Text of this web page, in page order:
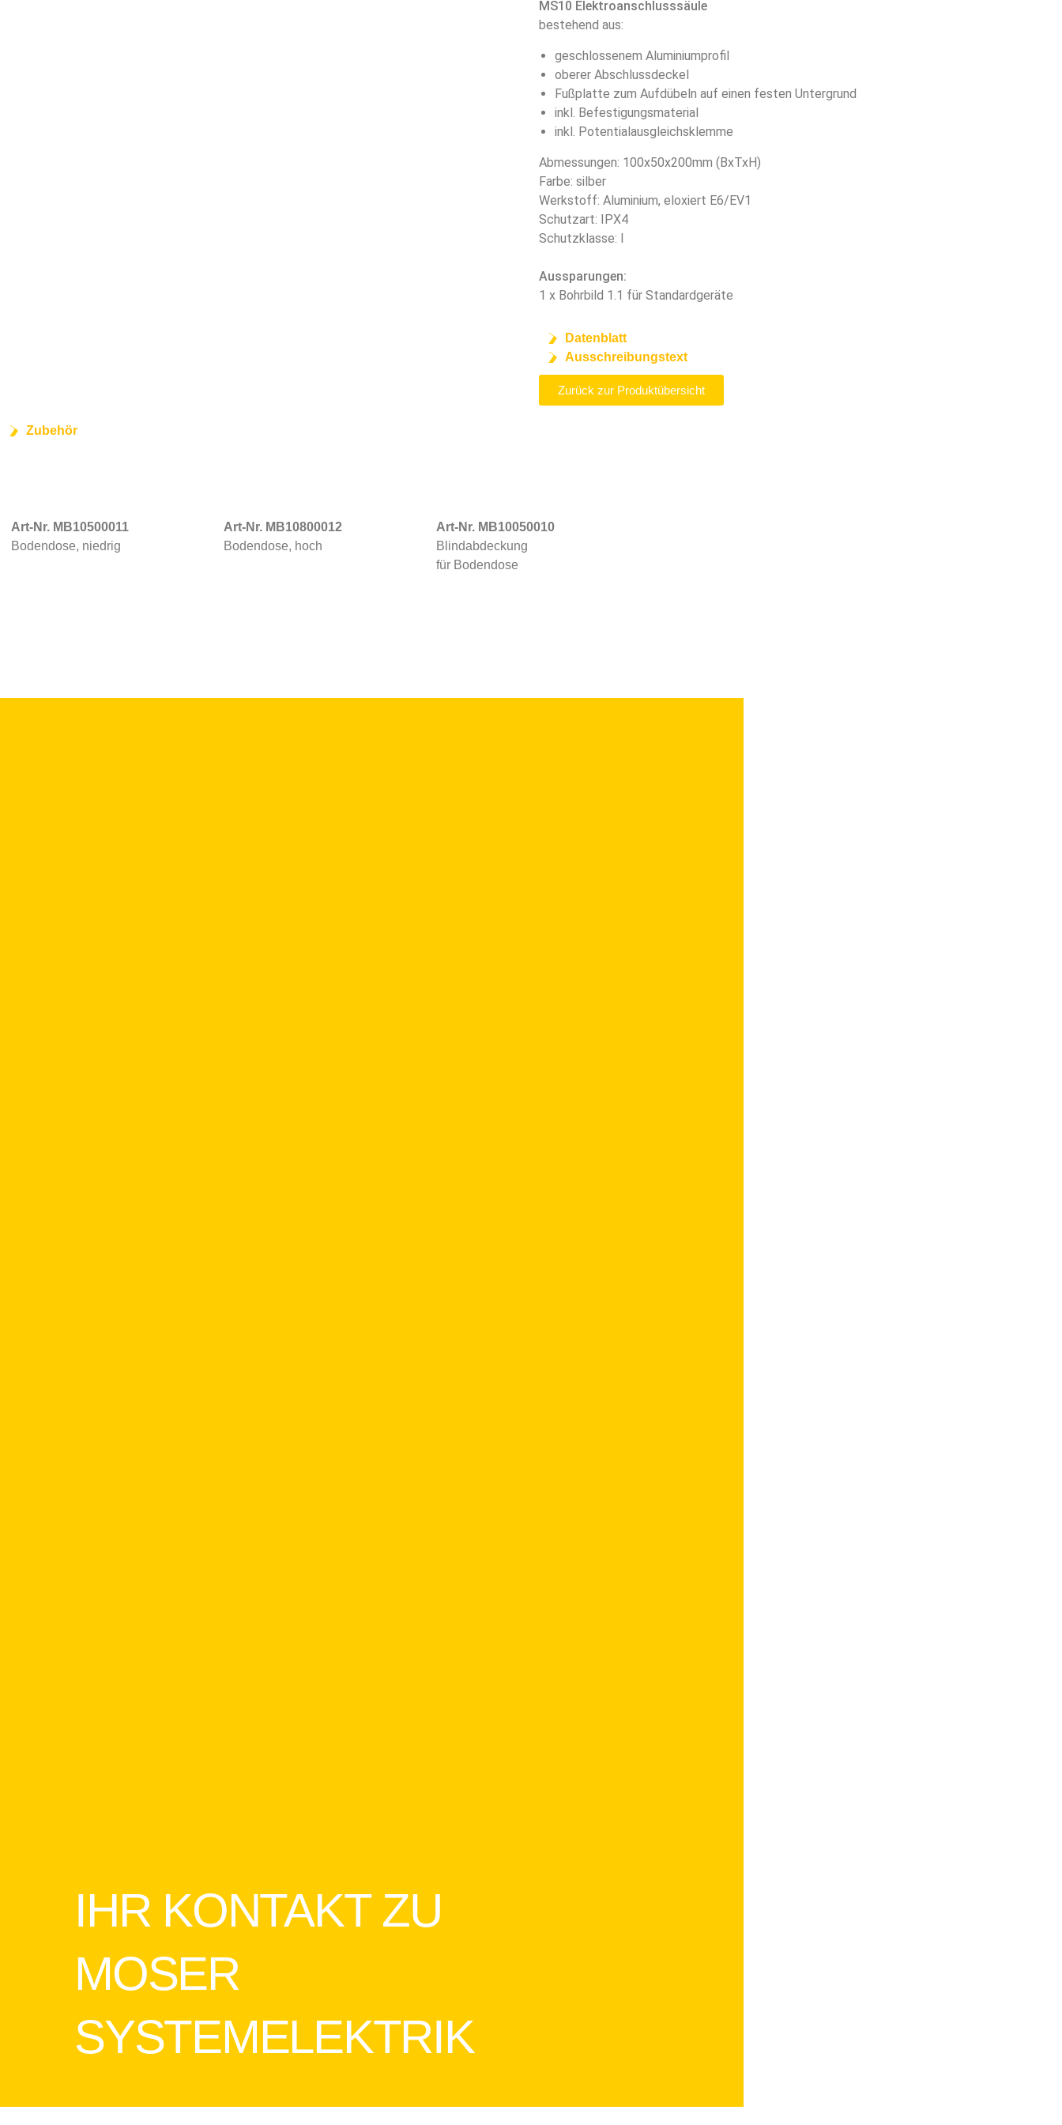
MS10 Elektroanschlusssäule
bestehend aus:
geschlossenem Aluminiumprofil
oberer Abschlussdeckel
Fußplatte zum Aufdübeln auf einen festen Untergrund
inkl. Befestigungsmaterial
inkl. Potentialausgleichsklemme
Abmessungen: 100x50x200mm (BxTxH)
Farbe: silber
Werkstoff: Aluminium, eloxiert E6/EV1
Schutzart: IPX4
Schutzklasse: I
Aussparungen:
1 x Bohrbild 1.1 für Standardgeräte
Datenblatt
Ausschreibungstext
Zurück zur Produktübersicht
Zubehör
Art-Nr. MB10500011
Bodendose, niedrig
Art-Nr. MB10800012
Bodendose, hoch
Art-Nr. MB10050010
Blindabdeckung
für Bodendose
IHR KONTAKT ZU
MOSER
SYSTEMELEKTRIK